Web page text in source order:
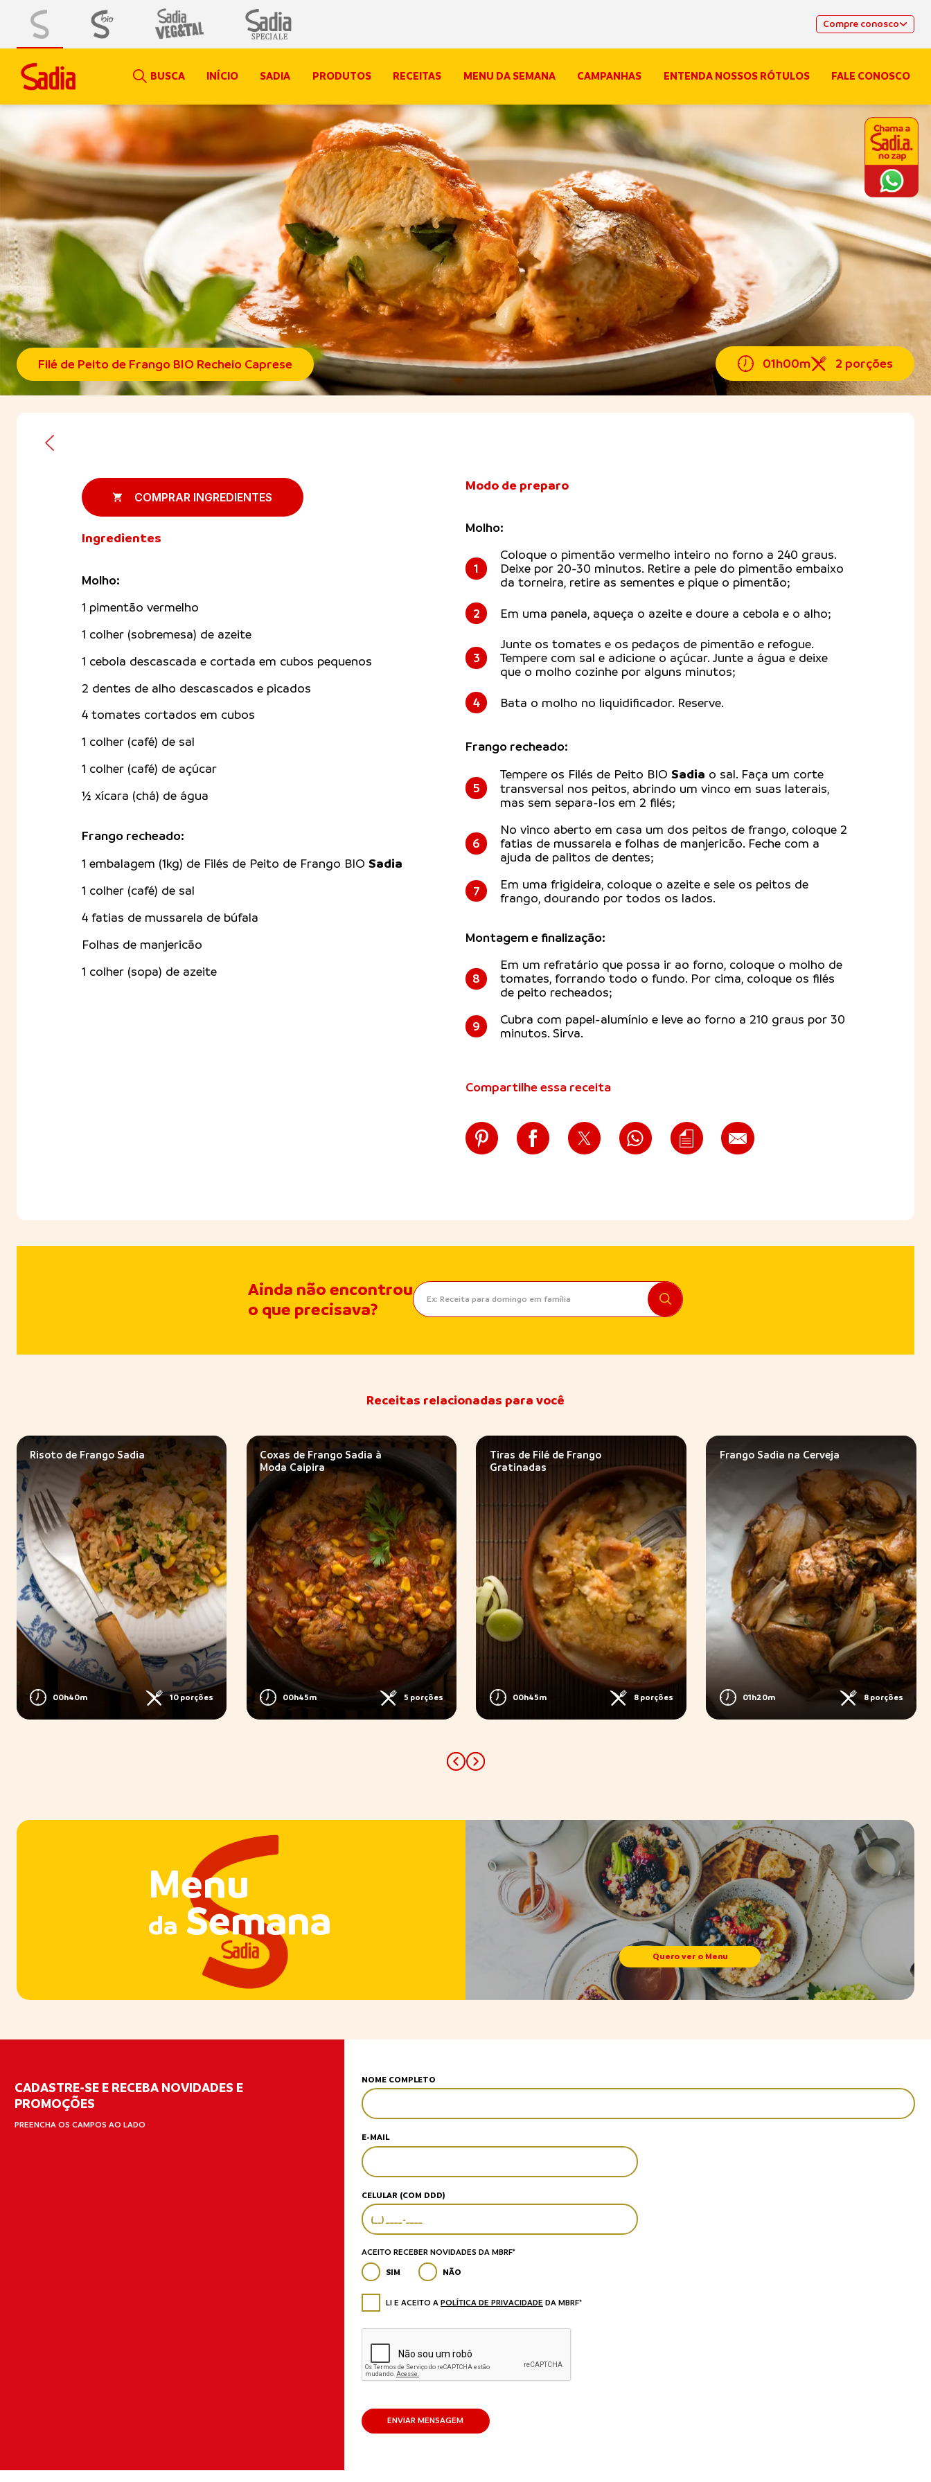
Compre conosco
BUSCA INÍCIO SADIA PRODUTOS RECEITAS MENU DA SEMANA CAMPANHAS ENTENDA NOSSOS RÓTULOS FALE CONOSCO
Filé de Peito de Frango BIO Recheio Caprese 01h00m 2 porções
COMPRAR INGREDIENTES
Ingredientes
Molho:
1 pimentão vermelho
1 colher (sobremesa) de azeite
1 cebola descascada e cortada em cubos pequenos
2 dentes de alho descascados e picados
4 tomates cortados em cubos
1 colher (café) de sal
1 colher (café) de açúcar
½ xícara (chá) de água
Frango recheado:
1 embalagem (1kg) de Filés de Peito de Frango BIO Sadia
1 colher (café) de sal
4 fatias de mussarela de búfala
Folhas de manjericão
1 colher (sopa) de azeite
Modo de preparo
Molho:
1
Coloque o pimentão vermelho inteiro no forno a 240 graus.
Deixe por 20-30 minutos. Retire a pele do pimentão embaixo
da torneira, retire as sementes e pique o pimentão;
2 Em uma panela, aqueça o azeite e doure a cebola e o alho;
3
Junte os tomates e os pedaços de pimentão e refogue.
Tempere com sal e adicione o açúcar. Junte a água e deixe
que o molho cozinhe por alguns minutos;
4 Bata o molho no liquidificador. Reserve.
Frango recheado:
5
Tempere os Filés de Peito BIOSadia o sal. Faça um corte
transversal nos peitos, abrindo um vinco em suas laterais,
mas sem separa-los em 2 filés;
6
No vinco aberto em casa um dos peitos de frango, coloque 2
fatias de mussarela e folhas de manjericão. Feche com a
ajuda de palitos de dentes;
7
Em uma frigideira, coloque o azeite e sele os peitos de
frango, dourando por todos os lados.
Montagem e finalização:
8
Em um refratário que possa ir ao forno, coloque o molho de
tomates, forrando todo o fundo. Por cima, coloque os filés
de peito recheados;
9
Cubra com papel-alumínio e leve ao forno a 210 graus por 30
minutos. Sirva.
Compartilhe essa receita
Ainda não encontrou
o que precisava?
Receitas relacionadas para você
00h40m 10 porções
Risoto de Frango Sadia
00h45m 5 porções
Coxas de Frango Sadia à
Moda Caipira
00h45m 8 porções
Tiras de Filé de Frango
Gratinadas
01h20m 8 porções
Frango Sadia na Cerveja
Previous
Next
Menu
da Semana
Quero ver o Menu
CADASTRE-SE E RECEBA NOVIDADES E
PROMOÇÕES
PREENCHA OS CAMPOS AO LADO
NOME COMPLETO
E-MAIL
CELULAR (COM DDD)
ACEITO RECEBER NOVIDADES DA MBRF*
SIM NÃO
LI E ACEITO A POLÍTICA DE PRIVACIDADE DA MBRF*
ENVIAR MENSAGEM